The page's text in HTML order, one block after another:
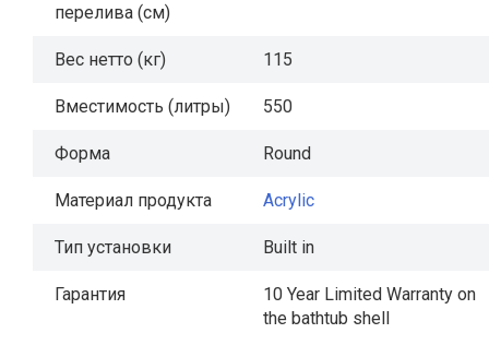
перелива (см)
Вес нетто (кг) 115
Вместимость (литры) 550
Форма Round
Материал продукта Acrylic
Тип установки Built in
Гарантия
10 Year Limited Warranty on
the bathtub shell